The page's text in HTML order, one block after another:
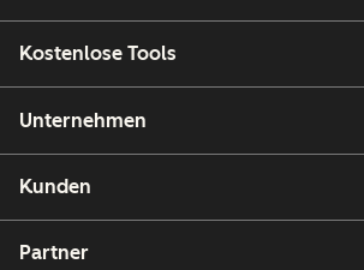
Kostenlose Tools
Unternehmen
Kunden
Partner